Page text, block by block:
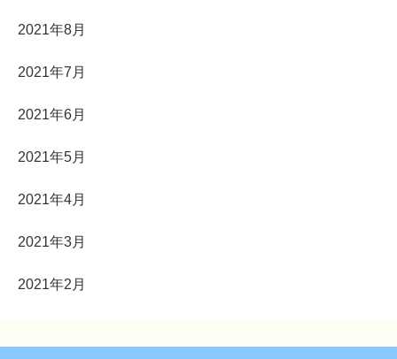
2021年8月
2021年7月
2021年6月
2021年5月
2021年4月
2021年3月
2021年2月